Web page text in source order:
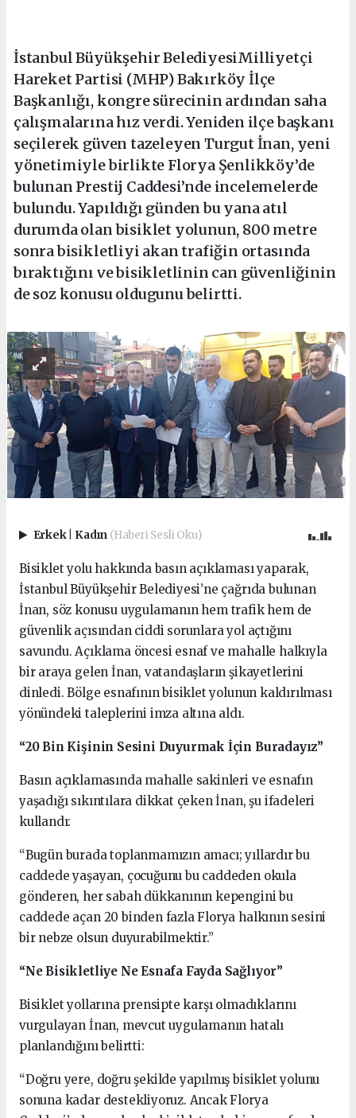
İstanbul Büyükşehir BelediyesiMilliyetçi
Hareket Partisi (MHP) Bakırköy İlçe
Başkanlığı, kongre sürecinin ardından saha
çalışmalarına hız verdi. Yeniden ilçe başkanı
seçilerek güven tazeleyen Turgut İnan, yeni
yönetimiyle birlikte Florya Şenlikköy’de
bulunan Prestij Caddesi’nde incelemelerde
bulundu. Yapıldığı günden bu yana atıl
durumda olan bisiklet yolunun, 800 metre
sonra bisikletliyi akan trafiğin ortasında
bıraktığını ve bisikletlinin can güvenliğinin
de soz konusu oldugunu belirtti.
Erkek Kadın (Haberi Sesli Oku)
Bisiklet yolu hakkında basın açıklaması yaparak,
İstanbul Büyükşehir Belediyesi’ne çağrıda bulunan
İnan, söz konusu uygulamanın hem trafik hem de
güvenlik açısından ciddi sorunlara yol açtığını
savundu. Açıklama öncesi esnaf ve mahalle halkıyla
bir araya gelen İnan, vatandaşların şikayetlerini
dinledi. Bölge esnafının bisiklet yolunun kaldırılması
yönündeki taleplerini imza altına aldı.
“20 Bin Kişinin Sesini Duyurmak İçin Buradayız”
Basın açıklamasında mahalle sakinleri ve esnafın
yaşadığı sıkıntılara dikkat çeken İnan, şu ifadeleri
kullandı:
“Bugün burada toplanmamızın amacı; yıllardır bu
caddede yaşayan, çocuğunu bu caddeden okula
gönderen, her sabah dükkanının kepengini bu
caddede açan 20 binden fazla Florya halkının sesini
bir nebze olsun duyurabilmektir.”
“Ne Bisikletliye Ne Esnafa Fayda Sağlıyor”
Bisiklet yollarına prensipte karşı olmadıklarını
vurgulayan İnan, mevcut uygulamanın hatalı
planlandığını belirtti:
“Doğru yere, doğru şekilde yapılmış bisiklet yolunu
sonuna kadar destekliyoruz. Ancak Florya